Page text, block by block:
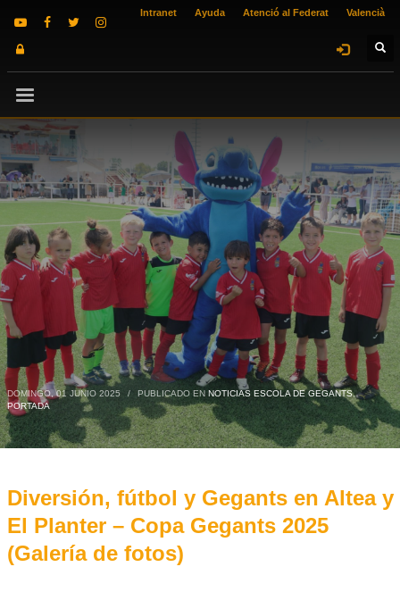
Intranet Ayuda Atenció al Federat Valencià
DOMINGO, 01 JUNIO 2025 / PUBLICADO EN NOTICIAS ESCOLA DE GEGANTS,
PORTADA
Diversión, fútbol y Gegants en Altea y
El Planter – Copa Gegants 2025
(Galería de fotos)